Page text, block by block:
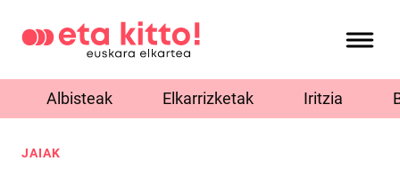
Albisteak Elkarrizketak Iritzia
JAIAK